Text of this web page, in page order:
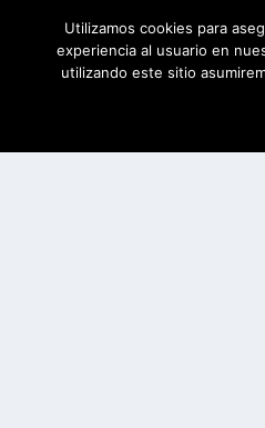
Utilizamos cookies para
experiencia al usuario en
utilizando este sitio